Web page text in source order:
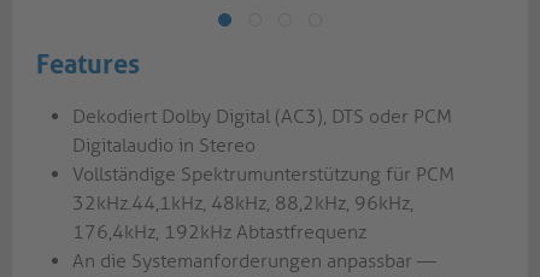
Features
Dekodiert Dolby Digital (AC3), DTS oder PCM
Digitalaudio in Stereo
Vollständige Spektrumunterstützung für PCM
32kHz.44,1kHz, 48kHz, 88,2kHz, 96kHz,
176,4kHz, 192kHz Abtastfrequenz
An die Systemanforderungen anpassbar —